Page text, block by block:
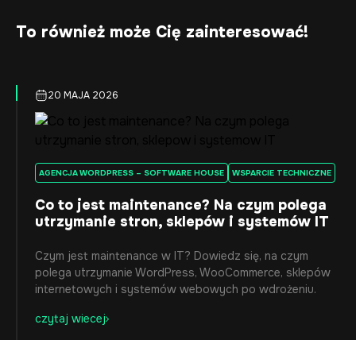
To również może Cię zainteresować!
20 MAJA 2026
AGENCJA WORDPRESS – SOFTWARE HOUSE WSPARCIE TECHNICZNE
Co to jest maintenance? Na czym polega
utrzymanie stron, sklepów i systemów IT
Czym jest maintenance w IT? Dowiedz się, na czym
polega utrzymanie WordPress, WooCommerce, sklepów
internetowych i systemów webowych po wdrożeniu.
czytaj wiecej